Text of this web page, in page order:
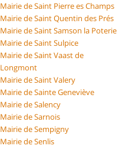
Mairie de Saint Pierre es Champs
Mairie de Saint Quentin des Prés
Mairie de Saint Samson la Poterie
Mairie de Saint Sulpice
Mairie de Saint Vaast de
Longmont
Mairie de Saint Valery
Mairie de Sainte Geneviève
Mairie de Salency
Mairie de Sarnois
Mairie de Sempigny
Mairie de Senlis